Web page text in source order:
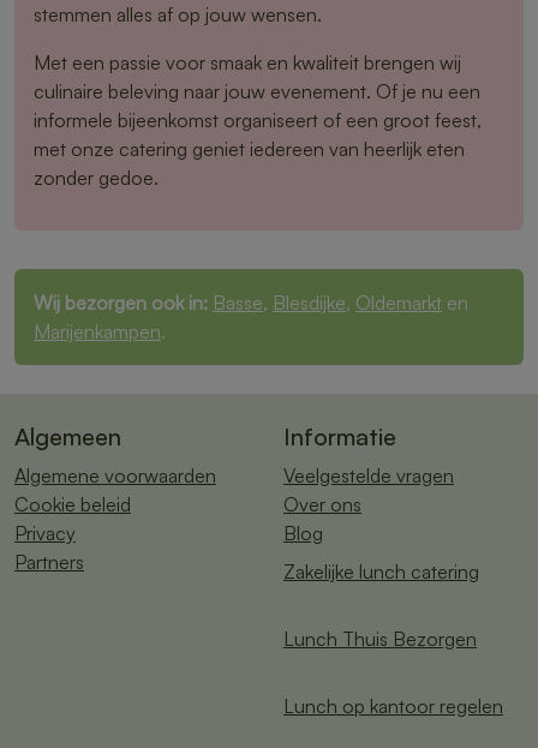
stemmen alles af op jouw wensen.
Met een passie voor smaak en kwaliteit brengen wij
culinaire beleving naar jouw evenement. Of je nu een
informele bijeenkomst organiseert of een groot feest,
met onze catering geniet iedereen van heerlijk eten
zonder gedoe.
Wij bezorgen ook in: Basse, Blesdijke, Oldemarkt en
Marijenkampen.
Algemeen
Algemene voorwaarden
Cookie beleid
Privacy
Partners
Informatie
Veelgestelde vragen
Over ons
Blog
Zakelijke lunch catering
Lunch Thuis Bezorgen
Lunch op kantoor regelen